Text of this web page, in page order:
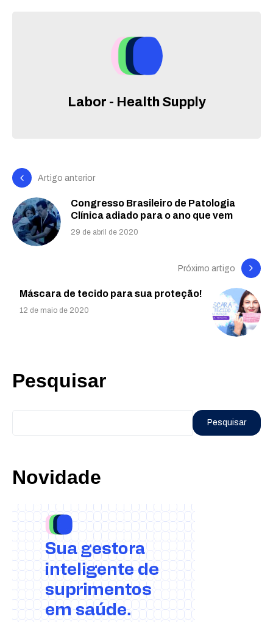
Labor - Health Supply
Artigo anterior
Congresso Brasileiro de Patologia
Clínica adiado para o ano que vem
29 de abril de 2020
Próximo artigo
Máscara de tecido para sua proteção!
12 de maio de 2020
Pesquisar
Pesquisar
Novidade